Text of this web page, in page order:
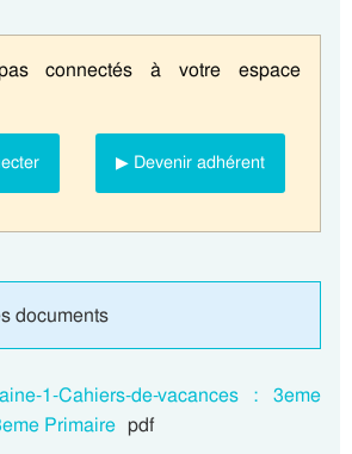
connectés à votre espace
▶ Devenir adhérent
documents
1-Cahiers-de-vacances : 3eme
Primaire pdf